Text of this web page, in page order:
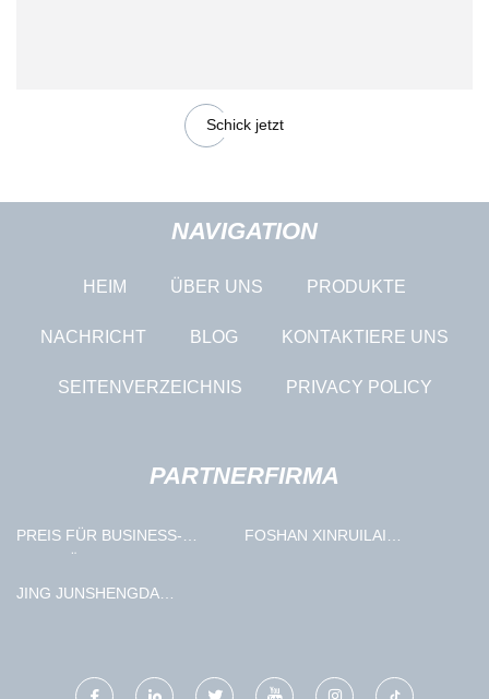
Schick jetzt
NAVIGATION
HEIM ÜBER UNS PRODUKTE
NACHRICHT BLOG KONTAKTIERE UNS
SEITENVERZEICHNIS PRIVACY POLICY
PARTNERFIRMA
PREIS FÜR BUSINESS-
FOSHAN XINRUILAI
JING JUNSHENGDA